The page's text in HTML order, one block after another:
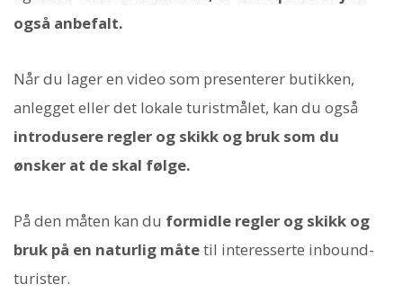
også anbefalt.
Når du lager en video som presenterer butikken,
anlegget eller det lokale turistmålet, kan du også
introdusere regler og skikk og bruk som du
ønsker at de skal følge.
På den måten kan du formidle regler og skikk og
bruk på en naturlig måtetil interesserte inbound-
turister.